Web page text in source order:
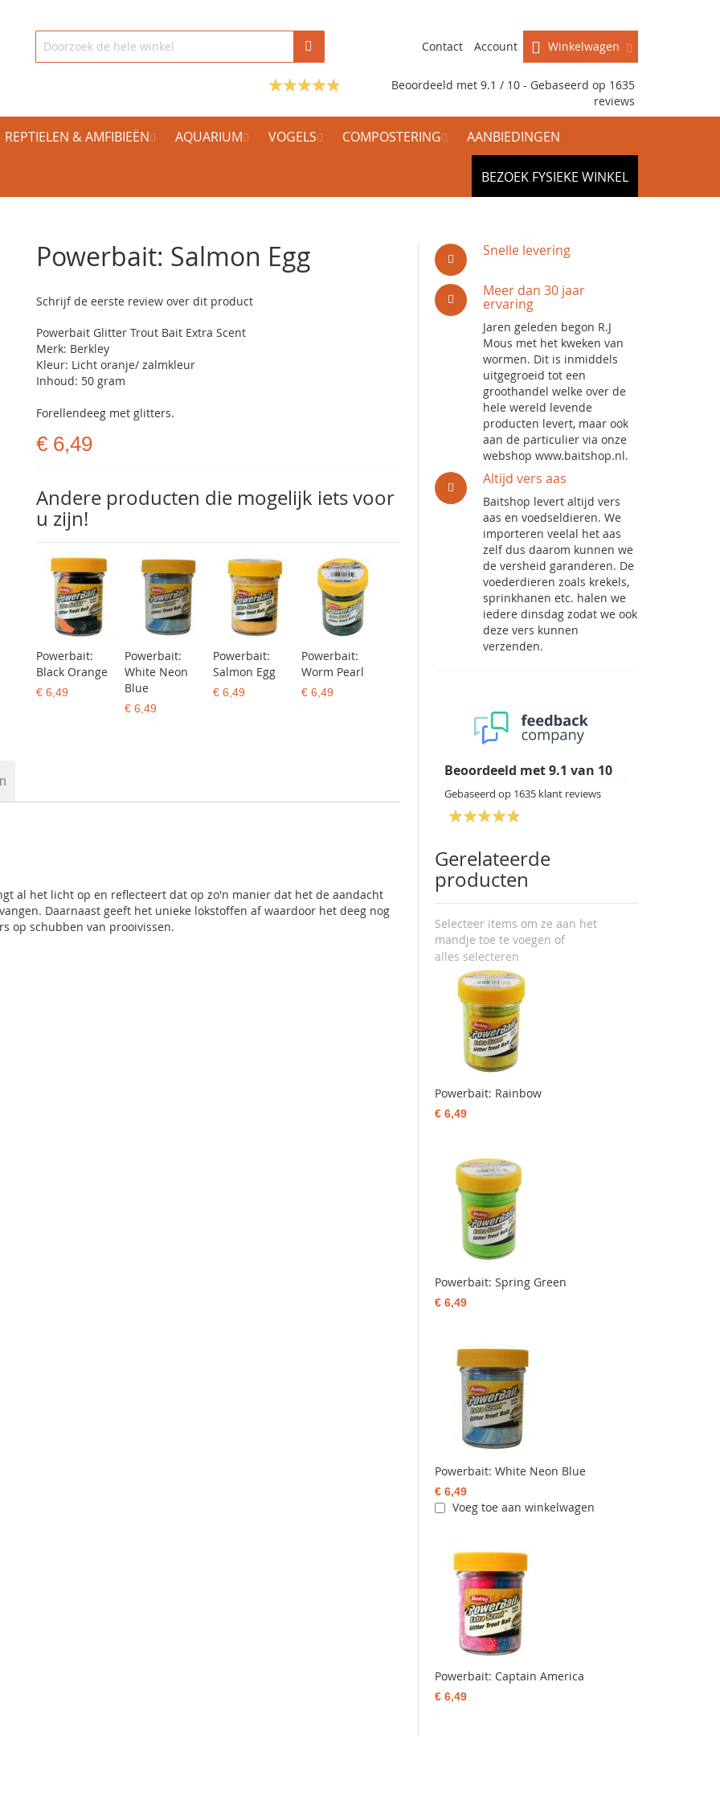
Winkelwagen
Contact Account
Beoordeeld met 9.1 / 10 - Gebaseerd op 1635
reviews
REPTIELEN & AMFIBIEËN AQUARIUM VOGELS COMPOSTERING AANBIEDINGEN
BEZOEK FYSIEKE WINKEL
Powerbait: Salmon Egg
Schrijf de eerste review over dit product
Powerbait Glitter Trout Bait Extra Scent
Merk: Berkley
Kleur: Licht oranje/ zalmkleur
Inhoud: 50 gram
Forellendeeg met glitters.
€ 6,49
Andere producten die mogelijk iets voor
u zijn!
Powerbait:
Black Orange
€ 6,49
Powerbait:
White Neon
Blue
€ 6,49
Powerbait:
Salmon Egg
€ 6,49
Powerbait:
Worm Pearl
€ 6,49
Snelle levering
Meer dan 30 jaar
ervaring
Jaren geleden begon R.J
Mous met het kweken van
wormen. Dit is inmiddels
uitgegroeid tot een
groothandel welke over de
hele wereld levende
producten levert, maar ook
aan de particulier via onze
webshop www.baitshop.nl.
Altijd vers aas
Baitshop levert altijd vers
aas en voedseldieren. We
importeren veelal het aas
zelf dus daarom kunnen we
de versheid garanderen. De
voederdieren zoals krekels,
sprinkhanen etc. halen we
iedere dinsdag zodat we ook
deze vers kunnen
verzenden.
Beoordeeld met9.1 van 10
Gebaseerd op 1635 klant reviews
Gerelateerde
producten
Selecteer items om ze aan het
mandje toe te voegen of
alles selecteren
Powerbait: Rainbow
€ 6,49
Powerbait: Spring Green
€ 6,49
Powerbait: White Neon Blue
€ 6,49
Voeg toe aan winkelwagen
Powerbait: Captain America
€ 6,49
al het licht op en reflecteert dat op zo'n manier dat het de aandacht
Daarnaast geeft het unieke lokstoffen af waardoor het deeg nog
op schubben van prooivissen.